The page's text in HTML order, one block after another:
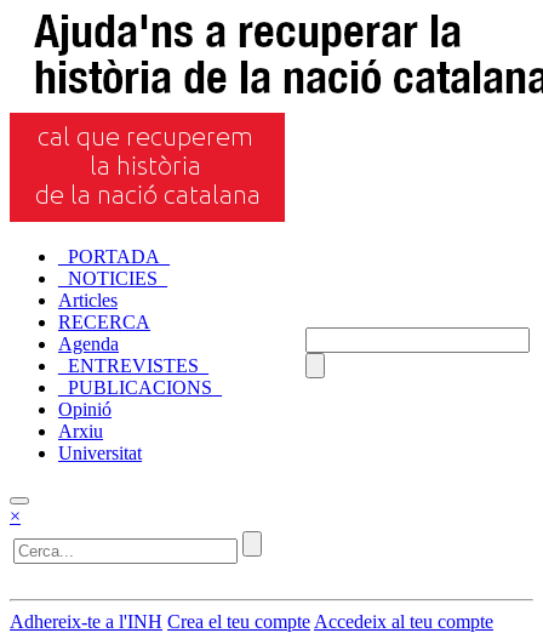
_PORTADA_
_NOTICIES_
Articles
RECERCA
Agenda
_ENTREVISTES_
_PUBLICACIONS_
Opinió
Arxiu
Universitat
×
Adhereix-te a l'INH Crea el teu compte Accedeix al teu compte